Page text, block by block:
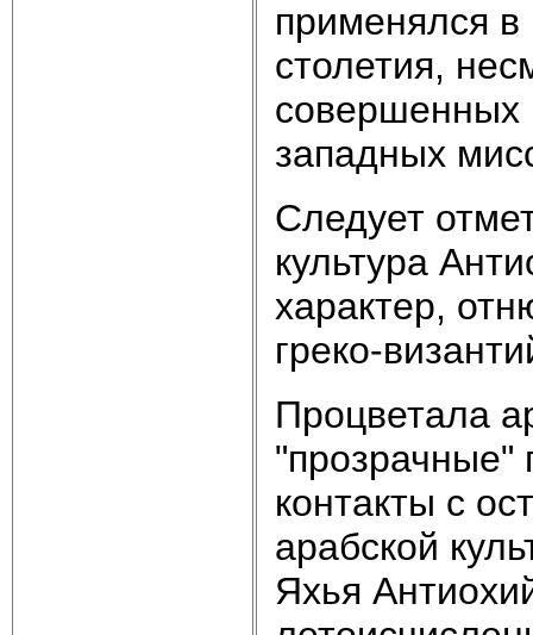
применялся в
столетия,
совершенных
западных
Следует
культура
характер,
греко-
Процветала
"прозрачные"
контакты с
арабской
Яхья